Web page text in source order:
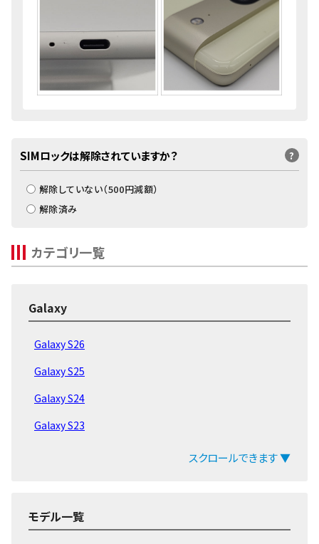
SIMロックは解除されていますか？ ?
解除していない（500円減額）
解除済み
カテゴリ一覧
Galaxy
Galaxy S26
Galaxy S25
Galaxy S24
Galaxy S23
Galaxy Z Flip
スクロールできます ▼
モデル一覧